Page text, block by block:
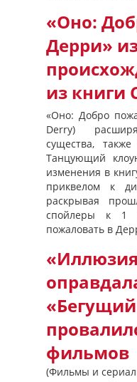
«Оно:
Дерри»
из книги
«Оно: Добро
Derry)
существа,
Танцующий
изменения в
приквелом к
раскрывая
спойлеры к 1
пожаловать в
фильмов
(Фильмы и